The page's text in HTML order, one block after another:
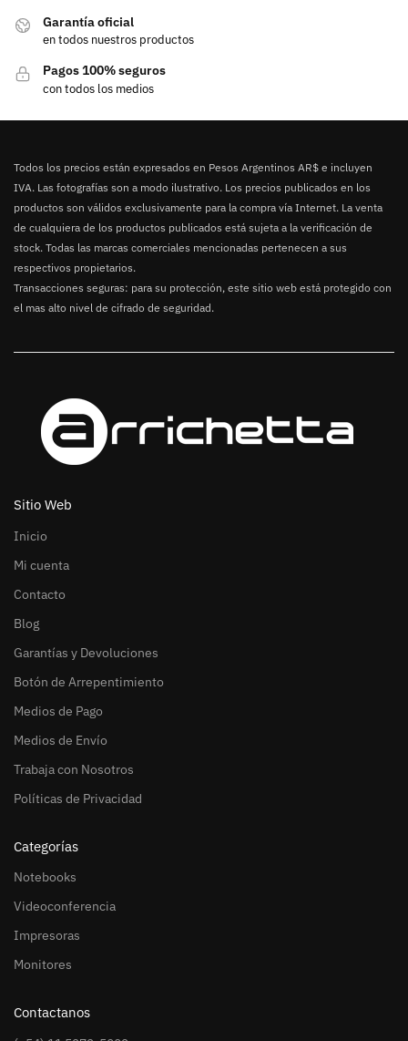
Garantía oficial
en todos nuestros productos
Pagos 100% seguros
con todos los medios
Todos los precios están expresados en Pesos Argentinos AR$ e incluyen
IVA. Las fotografías son a modo ilustrativo. Los precios publicados en los
productos son válidos exclusivamente para la compra vía Internet. La venta
de cualquiera de los productos publicados está sujeta a la verificación de
stock. Todas las marcas comerciales mencionadas pertenecen a sus
respectivos propietarios.
Transacciones seguras: para su protección, este sitio web está protegido con
el mas alto nivel de cifrado de seguridad.
Sitio Web
Inicio
Mi cuenta
Contacto
Blog
Garantías y Devoluciones
Botón de Arrepentimiento
Medios de Pago
Medios de Envío
Trabaja con Nosotros
Políticas de Privacidad
Categorías
Notebooks
Videoconferencia
Impresoras
Monitores
Contactanos